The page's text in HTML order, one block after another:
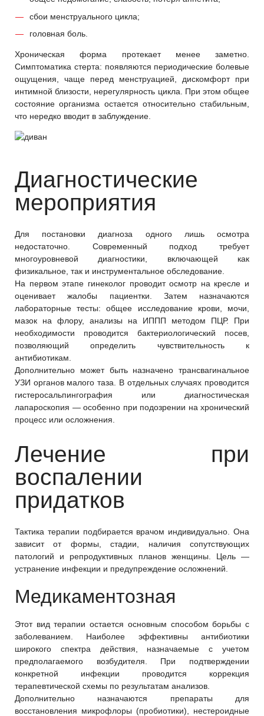
сбои менструального цикла;
головная боль.
Хроническая форма протекает менее заметно.
Симптоматика стерта: появляются периодические болевые
ощущения, чаще перед менструацией, дискомфорт при
интимной близости, нерегулярность цикла. При этом общее
состояние организма остается относительно стабильным,
что нередко вводит в заблуждение.
Диагностические
мероприятия
Для постановки диагноза одного лишь осмотра
недостаточно. Современный подход требует
многоуровневой диагностики, включающей как
физикальное, так и инструментальное обследование.
На первом этапе гинеколог проводит осмотр на кресле и
оценивает жалобы пациентки. Затем назначаются
лабораторные тесты: общее исследование крови, мочи,
мазок на флору, анализы на ИППП методом ПЦР. При
необходимости проводится бактериологический посев,
позволяющий определить чувствительность к
антибиотикам.
Дополнительно может быть назначено трансвагинальное
УЗИ органов малого таза. В отдельных случаях проводится
гистеросальпингография или диагностическая
лапароскопия — особенно при подозрении на хронический
процесс или осложнения.
Лечение при
воспалении
придатков
Тактика терапии подбирается врачом индивидуально. Она
зависит от формы, стадии, наличия сопутствующих
патологий и репродуктивных планов женщины. Цель —
устранение инфекции и предупреждение осложнений.
Медикаментозная
Этот вид терапии остается основным способом борьбы с
заболеванием. Наиболее эффективны антибиотики
широкого спектра действия, назначаемые с учетом
предполагаемого возбудителя. При подтверждении
конкретной инфекции проводится коррекция
терапевтической схемы по результатам анализов.
Дополнительно назначаются препараты для
восстановления микрофлоры (пробиотики), нестероидные